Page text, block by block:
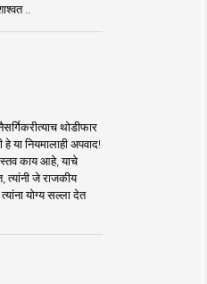
..
थोडीफार
या नियमालाही अपवाद!
काय आहे, याचे
त्यांनी जे राजकीय
योग्य सल्ला देत